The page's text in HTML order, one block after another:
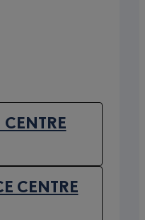
tab)
IN NEW TAB)
CENTRE
IN NEW TAB)